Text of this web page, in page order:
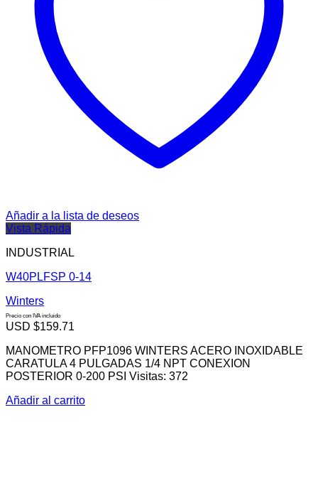
Añadir a la lista de deseos
Vista Rápida
INDUSTRIAL
W40PLFSP 0-14
Winters
Precio con IVA incluido
USD $159.71
MANOMETRO PFP1096 WINTERS ACERO INOXIDABLE
CARATULA 4 PULGADAS 1/4 NPT CONEXION
POSTERIOR 0-200 PSI Visitas: 372
Añadir al carrito